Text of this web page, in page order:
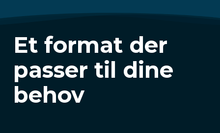
Et format der
passer til dine
behov